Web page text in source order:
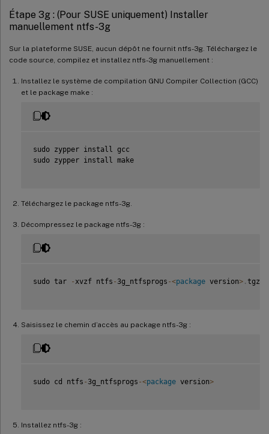
Étape 3g : (Pour SUSE uniquement) Installer
manuellement ntfs-3g
Sur la plateforme SUSE, aucun dépôt ne fournit ntfs-3g. Téléchargez le
code source, compilez et installez ntfs-3g manuellement :
Installez le système de compilation GNU Compiler Collection (GCC)
et le package make :
sudo zypper install gcc
sudo zypper install make
Téléchargez le package ntfs-3g.
Décompressez le package ntfs-3g :
sudo tar - xvzf ntfs - 3g_ntfsprogs -<package version> . tgz
Saisissez le chemin d’accès au package ntfs-3g :
sudo cd ntfs - 3g_ntfsprogs -<package version>
Installez ntfs-3g :